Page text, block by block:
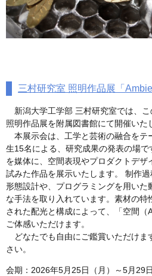
三村研究室 照明作品展「
新潟大学工学部 三村研究室では、
照明作品展を附属図書館にて開催いた
本展示会は、工学と芸術の融合をテ
生15名による、研究成果の発表の場で
を媒体に、空間表現やプロダクトデザ
試みた作品を展示いたします。 制作
形態設計や、プログラミングを用いた
な手法を取り入れています。素材の
された配光と構成によって、「空間（
ご体感いただけます。
どなたでも自由にご鑑賞いただけま
さい。
会期：2026年5月25日（月）～5月29日